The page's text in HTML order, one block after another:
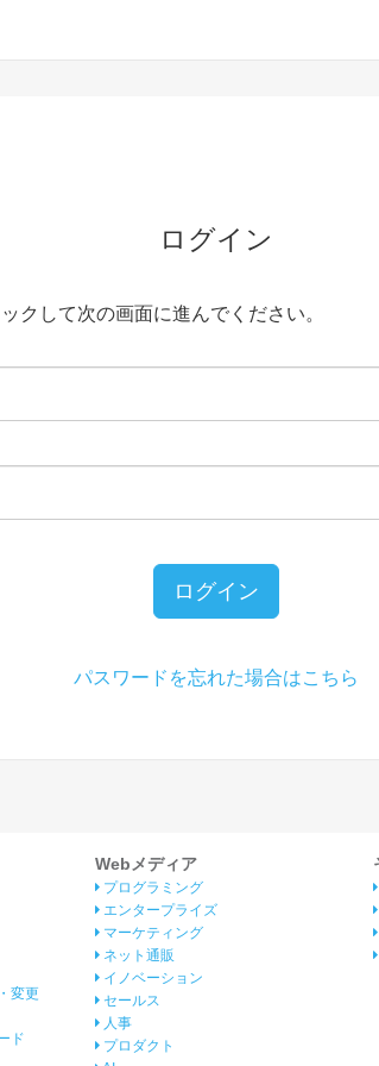
ログイン
クして次の画面に進んでください。
ログイン
パスワードを忘れた場合はこちら
変更
ド
Webメディア
プログラミング
エンタープライズ
マーケティング
ネット通販
イノベーション
セールス
人事
プロダクト